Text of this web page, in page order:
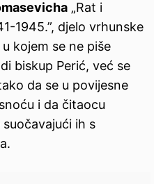
„Rat i
1945.”, djelo vrhunske
kojem se ne piše
biskup Perić, već se
da se u povijesne
i da čitaocu
ih s